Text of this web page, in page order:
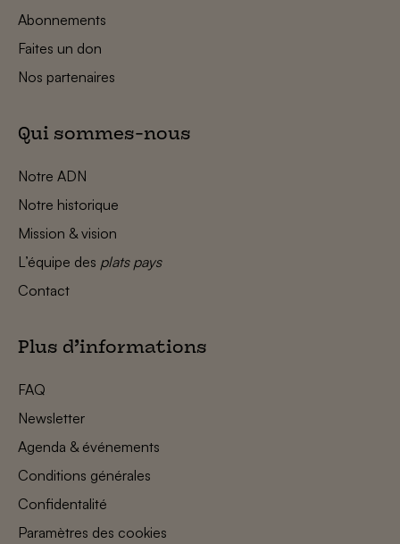
Abonnements
Faites un don
Nos partenaires
Qui sommes-nous
Notre ADN
Notre historique
Mission & vision
L’équipe des plats pays
Contact
Plus d’informations
FAQ
Newsletter
Agenda & événements
Conditions générales
Confidentalité
Paramètres des cookies